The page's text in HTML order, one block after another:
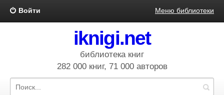
Войти Меню библиотеки
iknigi.net
библиотека книг
282 000 книг, 71 000 авторов